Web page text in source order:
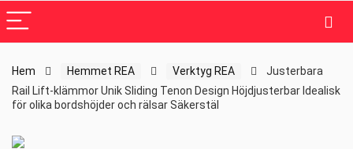
Hem Hemmet REA Verktyg REA
Justerbara
Rail Lift-klämmor Unik Sliding Tenon Design Höjdjusterbar Idealisk
för olika bordshöjder och rälsar Säkerstäl